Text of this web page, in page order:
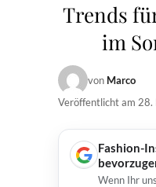
Trends
im
von Marco
Veröffentlicht am 28.
Fashion-
Wenn Ihr